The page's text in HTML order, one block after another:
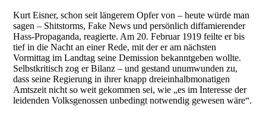
Kurt Eisner, schon seit längerem Opfer von – heute würde man
sagen – Shitstorms, Fake News und persönlich diffamierender
Hass-Propaganda, reagierte. Am 20. Februar 1919 feilte er bis
tief in die Nacht an einer Rede, mit der er am nächsten
Vormittag im Landtag seine Demission bekanntgeben wollte.
Selbstkritisch zog er Bilanz – und gestand unumwunden zu,
dass seine Regierung in ihrer knapp dreieinhalbmonatigen
Amtszeit nicht so weit gekommen sei, wie „es im Interesse der
leidenden Volksgenossen unbedingt notwendig gewesen wäre“.